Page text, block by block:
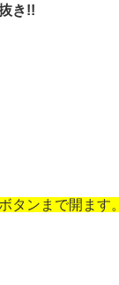
き!!
タンまで開ます。